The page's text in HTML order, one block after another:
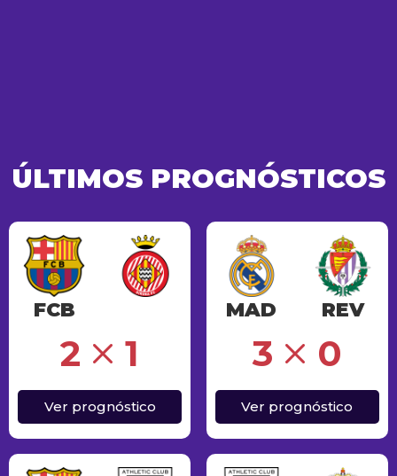
ÚLTIMOS PROGNÓSTICOS
FCB
2 1
Ver prognóstico
MAD REV
3
Erro 0
Ver prognóstico